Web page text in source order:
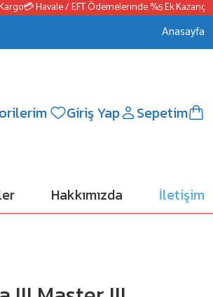
💳 Havale / EFT Ödemelerinde %5 Ek Kazanç
Anasayfa
Giriş Yap Sepetim
Hakkımızda İletişim